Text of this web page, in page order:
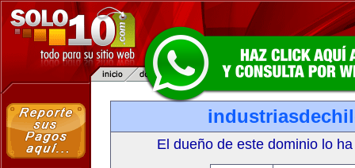
El dueño de este dominio lo